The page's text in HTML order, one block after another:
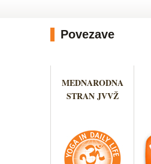
Povezave
MEDNARODNA
STRAN JVVŽ